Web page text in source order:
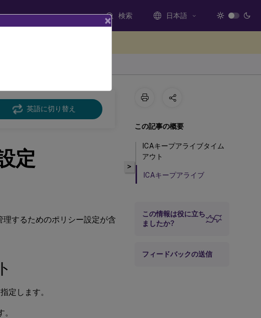
検索 日本語
英語に切り替え
定
するためのポリシー設定が含
定します。
>
この記事の概要
ICAキープアライブタイム
アウト
ICAキープアライブ
この情報は役に立ち
ましたか?
フィードバックの送信
×